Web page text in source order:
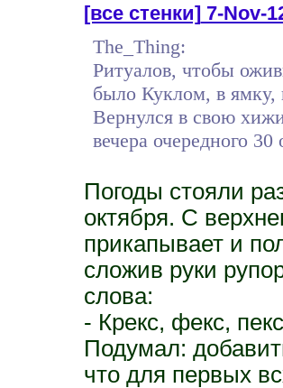
[все стенки]7-Nov-
The_Thing:
Ритуалов, чтобы
было Куклом, в ямку,
Вернулся в свою
вечера очередного 30
Погоды стояли
октября. С
прикапывает и
сложив руки
слова:
- Крекс, фекс,
Подумал:
что для первых